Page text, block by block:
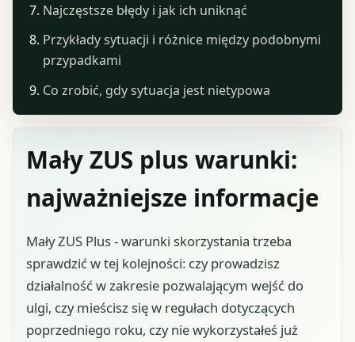
Mały ZUS plus warunki:
najważniejsze informacje
Mały ZUS Plus - warunki skorzystania trzeba
sprawdzić w tej kolejności: czy prowadzisz
działalność w zakresie pozwalającym wejść do
ulgi, czy mieścisz się w regułach dotyczących
poprzedniego roku, czy nie wykorzystałeś już
Najczęstsze błędy i jak ich uniknąć
Przykłady sytuacji i różnice między podobnymi
przypadkami
Co zrobić, gdy sytuacja jest nietypowa